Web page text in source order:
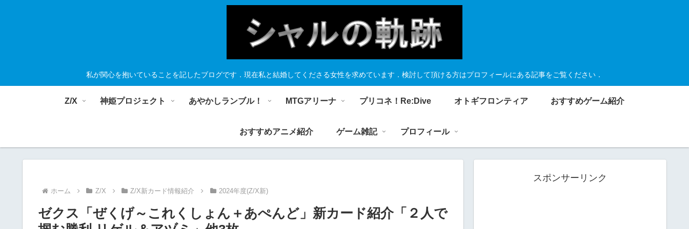
私が関心を抱いていることを記したブログです．現在私と結婚してくださる女性を求めています．検討して頂ける方はプロフィールにある記事をご覧ください．
Z/X 神姫プロジェクト あやかしランブル！ MTGアリーナ プリコネ！Re:Dive オトギフロンティア おすすめゲーム紹介
おすすめアニメ紹介 ゲーム雑記 プロフィール
ホーム Z/X Z/X新カード情報紹介 2024年度(Z/X新)
ゼクス「ぜくげ～これくしょん＋あぺんど」新カード紹介「２人で
スポンサーリンク